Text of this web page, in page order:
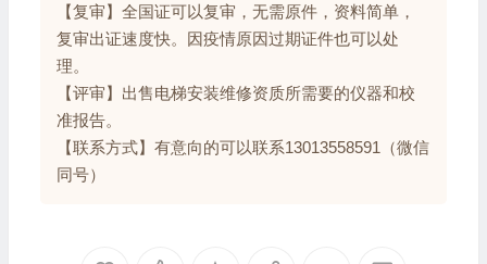
【复审】全国证可以复审，无需原件，资料简单，
复审出证速度快。因疫情原因过期证件也可以处
理。
【评审】出售电梯安装维修资质所需要的仪器和校
准报告。
【联系方式】有意向的可以联系13013558591（微信
同号）